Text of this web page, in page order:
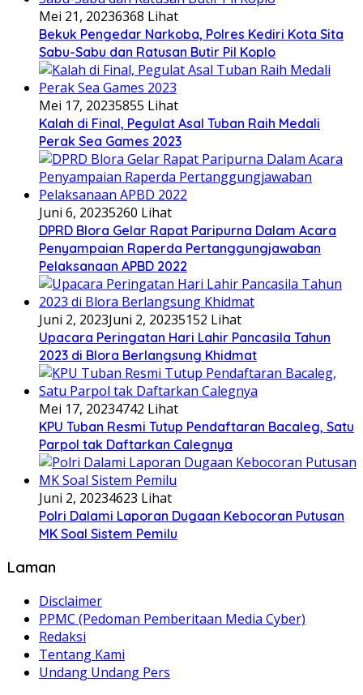
Mei 21, 20236368 Lihat
Bekuk Pengedar Narkoba, Polres Kediri Kota Sita
Sabu-Sabu dan Ratusan Butir Pil Koplo
Mei 17, 20235855 Lihat
Kalah di Final, Pegulat Asal Tuban Raih Medali
Perak Sea Games 2023
Juni 6, 20235260 Lihat
DPRD Blora Gelar Rapat Paripurna Dalam Acara
Penyampaian Raperda Pertanggungjawaban
Pelaksanaan APBD 2022
Juni 2, 2023Juni 2, 20235152 Lihat
Upacara Peringatan Hari Lahir Pancasila Tahun
2023 di Blora Berlangsung Khidmat
Mei 17, 20234742 Lihat
KPU Tuban Resmi Tutup Pendaftaran Bacaleg, Satu
Parpol tak Daftarkan Calegnya
Juni 2, 20234623 Lihat
Polri Dalami Laporan Dugaan Kebocoran Putusan
MK Soal Sistem Pemilu
Laman
Disclaimer
PPMC (Pedoman Pemberitaan Media Cyber)
Redaksi
Tentang Kami
Undang Undang Pers